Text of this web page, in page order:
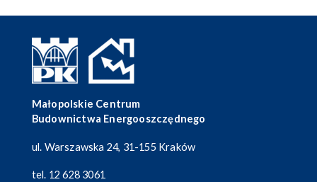
Małopolskie Centrum
Budownictwa Energooszczędnego
ul. Warszawska 24, 31-155 Kraków
tel. 12 628 3061